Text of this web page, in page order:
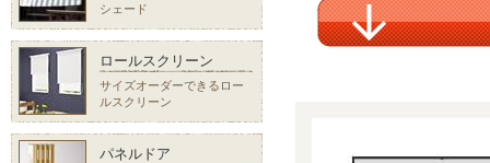
シェード
ロールスクリーン
サイズオーダーできるロー
ルスクリーン
パネルドア